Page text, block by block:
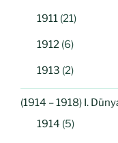
1911 (21)
1912 (6)
1913 (2)
(1914 – 1918) I.
1914 (5)